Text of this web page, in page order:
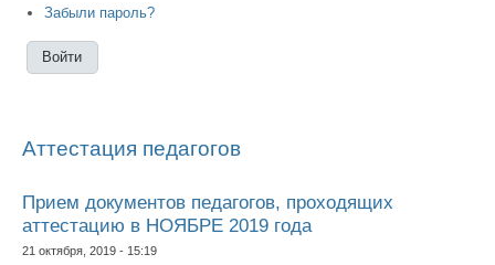
Забыли пароль?
Аттестация педагогов
Прием документов педагогов, проходящих
аттестацию в НОЯБРЕ 2019 года
21 октября, 2019 - 15:19